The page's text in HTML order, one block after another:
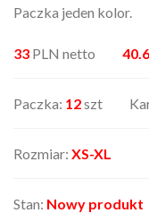
Paczka jeden kolor.
33 PLN netto 40.6
Paczka: 12szt
Rozmiar: XS-XL
Stan: Nowy produkt